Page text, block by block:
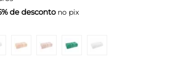
de descontono pix